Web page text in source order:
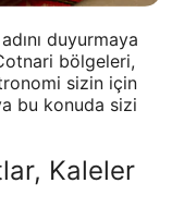
duyurmaya
bölgeleri,
sizin için
bu konuda sizi
Kaleler